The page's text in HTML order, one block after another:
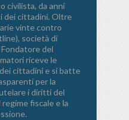
civilista, da anni
dei cittadini. Oltre
vinte contro
società di
del
riceve le
cittadini e si batte
per la
i diritti del
fiscale e la